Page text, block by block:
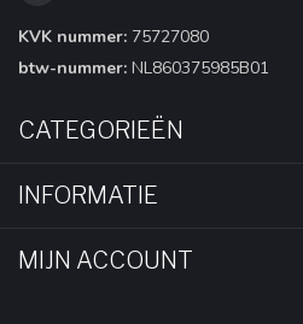
KVK nummer: 75727080
btw-nummer: NL860375985B01
CATEGORIEËN
INFORMATIE
MIJN ACCOUNT